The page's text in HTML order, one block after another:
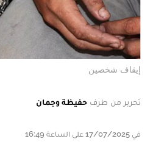
إيقاف شخصين
تحرير من طرف حفيظة وجمان
في 17/07/2025 على الساعة 16:49